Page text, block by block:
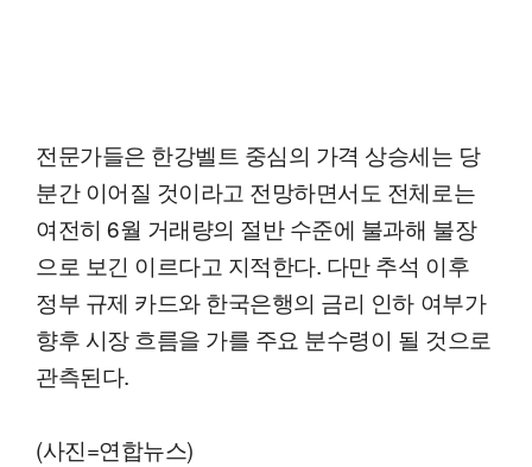
전문가들은 한강벨트 중심의 가격 상승세는 당
분간 이어질 것이라고 전망하면서도 전체로는
여전히 6월 거래량의 절반 수준에 불과해 불장
으로 보긴 이르다고 지적한다. 다만 추석 이후
정부 규제 카드와 한국은행의 금리 인하 여부가
향후 시장 흐름을 가를 주요 분수령이 될 것으로
관측된다.
(사진=연합뉴스)